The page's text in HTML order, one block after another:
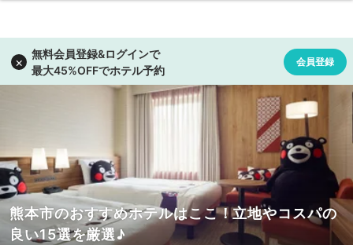
熊本市のおすすめホテルはここ！立地やコスパの
良い15選を厳選♪